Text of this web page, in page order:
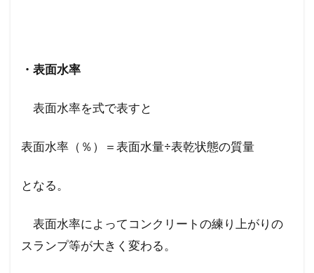
・表面水率
表面水率を式で表すと
表面水率（％）＝表面水量÷表乾状態の質量
となる。
表面水率によってコンクリートの練り上がりの
スランプ等が大きく変わる。